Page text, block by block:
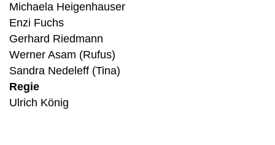
Michaela Heigenhauser
Enzi Fuchs
Gerhard Riedmann
Werner Asam (Rufus)
Sandra Nedeleff (Tina)
Regie
Ulrich König